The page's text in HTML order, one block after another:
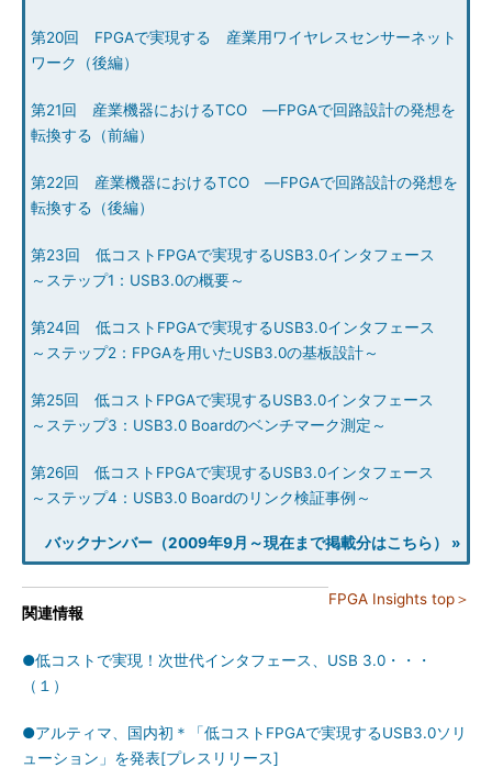
第20回 FPGAで実現する 産業用ワイヤレスセンサーネット
ワーク（後編）
第21回 産業機器におけるTCO ―FPGAで回路設計の発想を
転換する（前編）
第22回 産業機器におけるTCO ―FPGAで回路設計の発想を
転換する（後編）
第23回 低コストFPGAで実現するUSB3.0インタフェース
～ステップ1：USB3.0の概要～
第24回 低コストFPGAで実現するUSB3.0インタフェース
～ステップ2：FPGAを用いたUSB3.0の基板設計～
第25回 低コストFPGAで実現するUSB3.0インタフェース
～ステップ3：USB3.0 Boardのベンチマーク測定～
第26回 低コストFPGAで実現するUSB3.0インタフェース
～ステップ4：USB3.0 Boardのリンク検証事例～
バックナンバー（2009年9月～現在まで掲載分はこちら） »
FPGA Insights top＞
関連情報
●低コストで実現！次世代インタフェース、USB 3.0・・・
（１）
●アルティマ、国内初＊「低コストFPGAで実現するUSB3.0ソリ
ューション」を発表[プレスリリース]